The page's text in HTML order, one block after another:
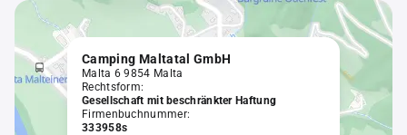
Camping Maltatal GmbH
Malta 6 9854 Malta
Rechtsform:
Gesellschaft mit beschränkter Haftung
Firmenbuchnummer:
333958s